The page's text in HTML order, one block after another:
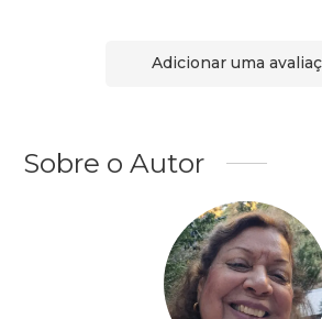
Adicionar uma
Sobre o Autor